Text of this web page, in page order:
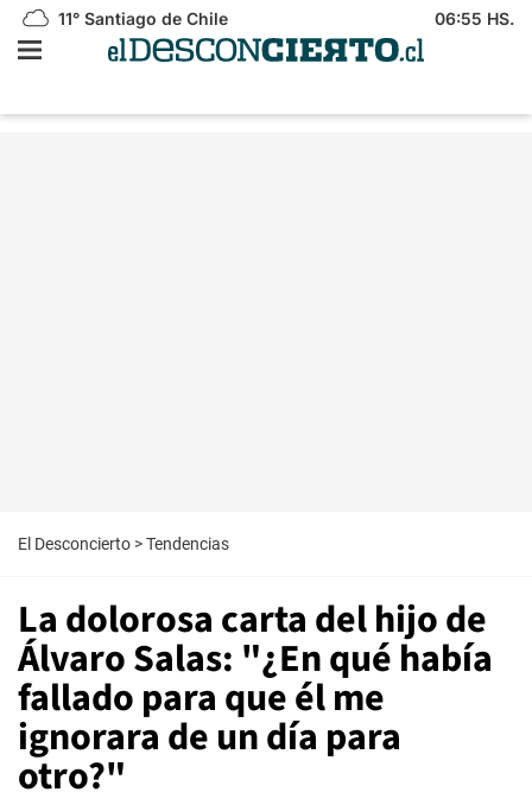
11° Santiago de Chile 06:55 HS.
El Desconcierto >Tendencias
La dolorosa carta del hijo de
Álvaro Salas: "¿En qué había
fallado para que él me
ignorara de un día para
otro?"